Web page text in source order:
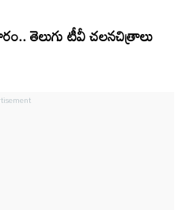
తెలుగు టీవీ చ‌ల‌న‌చిత్రాలు